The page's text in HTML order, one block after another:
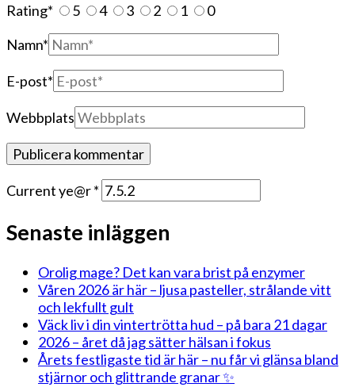
Rating* 5 4 3 2 1
0
Namn*
E-post*
Webbplats
Current ye@r*
Senaste inläggen
Orolig mage? Det kan vara brist på enzymer
Våren 2026 är här – ljusa pasteller, strålande vitt
och lekfullt gult
Väck liv i din vintertrötta hud – på bara 21 dagar
2026 – året då jag sätter hälsan i fokus
Årets festligaste tid är här – nu får vi glänsa bland
stjärnor och glittrande granar ✨